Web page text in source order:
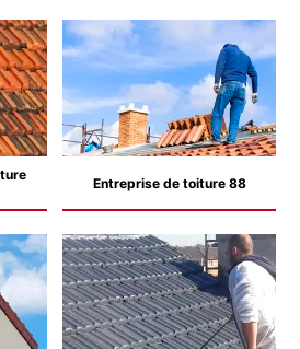
Entreprise de toiture 88